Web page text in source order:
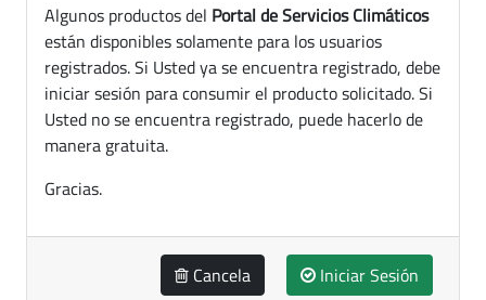
Algunos productos del Portal de Servicios Climáticos
están disponibles solamente para los usuarios
registrados. Si Usted ya se encuentra registrado, debe
iniciar sesión para consumir el producto solicitado. Si
Usted no se encuentra registrado, puede hacerlo de
manera gratuita.
Gracias.
Cancela Iniciar Sesión